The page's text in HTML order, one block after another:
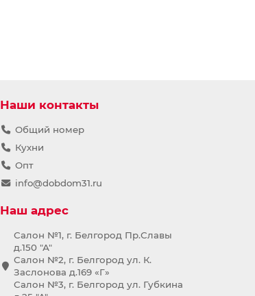
Наши контакты
Общий номер
Кухни
Опт
info@dobdom31.ru
Наш адрес
Салон №1, г. Белгород Пр.Славы
д.150 "А"
Салон №2, г. Белгород ул. К.
Заслонова д.169 «Г»
Салон №3, г. Белгород ул. Губкина